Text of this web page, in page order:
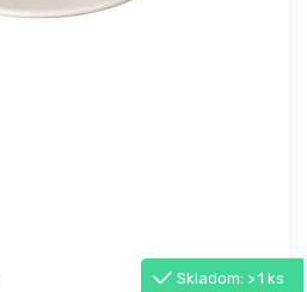
Skladom: > 1 ks